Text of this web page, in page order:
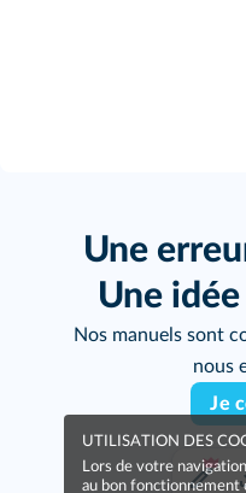
Une
Une
Nos manuels sont
nous
Je
UTILISATION DES
Lors de votre
au bon fonctionnement